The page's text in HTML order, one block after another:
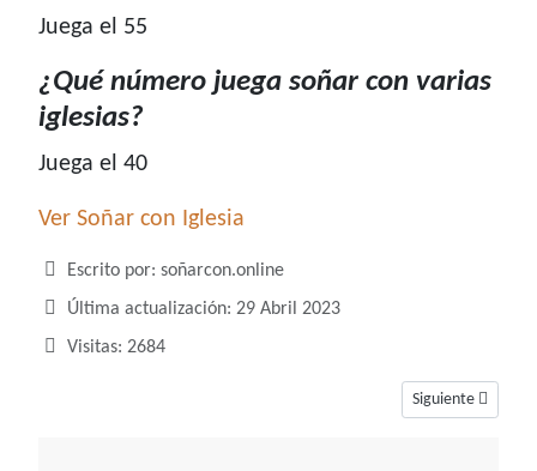
Juega el 55
¿Qué número juega soñar con varias
iglesias?
Juega el 40
Ver Soñar con Iglesia
Detalles
Escrito por: soñarcon.online
Última actualización: 29 Abril 2023
Visitas: 2684
Artículo siguiente:
Siguiente